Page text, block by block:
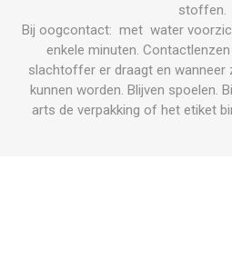
stoffen.
Bij oogcontact: met water
enkele minuten.
slachtoffer er draagt en wanneer
kunnen worden. Blijven spoelen.
arts de verpakking of het etiket